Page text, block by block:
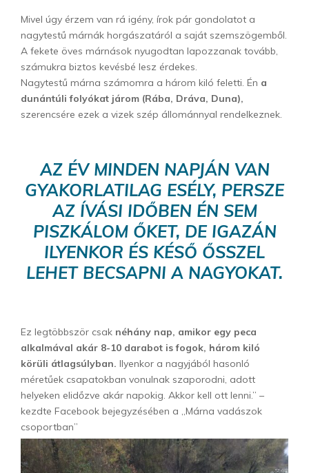
Mivel úgy érzem van rá igény, írok pár gondolatot a
nagytestű márnák horgászatáról a saját szemszögemből.
A fekete öves márnások nyugodtan lapozzanak tovább,
számukra biztos kevésbé lesz érdekes.
Nagytestű márna számomra a három kiló feletti. Én a
dunántúli folyókat járom (Rába, Dráva, Duna),
szerencsére ezek a vizek szép állománnyal rendelkeznek.
AZ ÉV MINDEN NAPJÁN VAN
GYAKORLATILAG ESÉLY, PERSZE
AZ ÍVÁSI IDŐBEN ÉN SEM
PISZKÁLOM ŐKET, DE IGAZÁN
ILYENKOR ÉS KÉSŐ ŐSSZEL
LEHET BECSAPNI A NAGYOKAT.
Ez legtöbbször csak néhány nap, amikor egy peca
alkalmával akár 8-10 darabot is fogok, három kiló
körüli átlagsúlyban. Ilyenkor a nagyjából hasonló
méretűek csapatokban vonulnak szaporodni, adott
helyeken elidőzve akár napokig. Akkor kell ott lenni.” –
kezdte Facebook bejegyzésében a „Márna vadászok
csoportban”